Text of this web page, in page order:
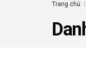
Trang chủ